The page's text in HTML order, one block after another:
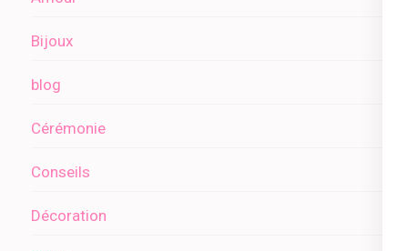
Bijoux
blog
Cérémonie
Conseils
Décoration